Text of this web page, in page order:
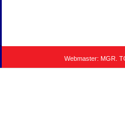
Webmaster: MGR.